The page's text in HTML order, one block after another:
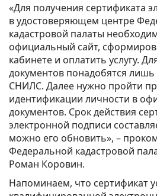
«Для получения сертификата
в удостоверяющем центре
кадастровой палаты
официальный сайт,
кабинете и оплатить услугу.
документов понадобятся
СНИЛС. Далее нужно пройти
идентификации личности в
документов. Срок действия
электронной подписи
можно его обновить», –
Федеральной кадастровой
Роман Коровин.
Напоминаем, что сертификат